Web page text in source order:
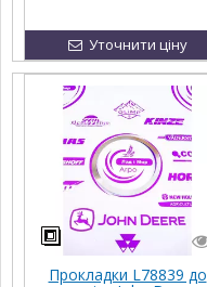
Уточнити ціну
Прокладки L78839 до